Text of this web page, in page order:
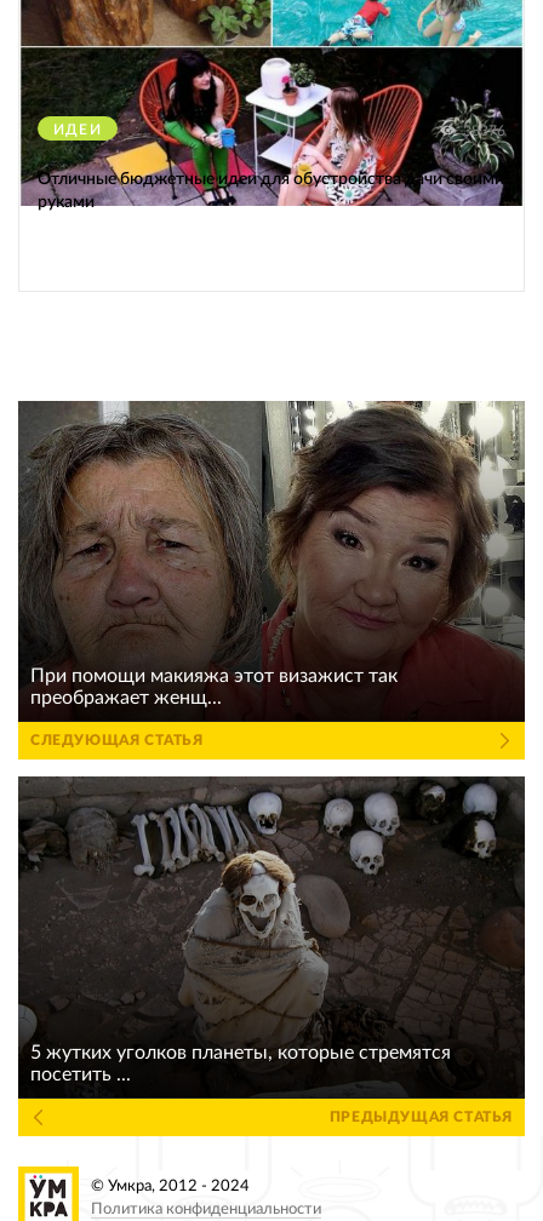
ИДЕИ 38376
Отличные бюджетные идеи для обустройства дачи своими
руками
При помощи макияжа этот визажист так
преображает женщ...
СЛЕДУЮЩАЯ СТАТЬЯ
5 жутких уголков планеты, которые стремятся
посетить ...
ПРЕДЫДУЩАЯ СТАТЬЯ
© Умкра, 2012 - 2024
Политика конфиденциальности